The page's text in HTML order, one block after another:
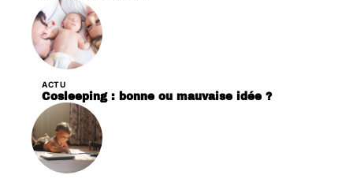
ACTU
Cosleeping : bonne ou mauvaise idée ?